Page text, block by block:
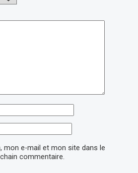
mon e-mail et mon site dans le
commentaire.